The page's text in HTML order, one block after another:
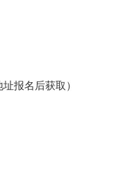
报名后获取）